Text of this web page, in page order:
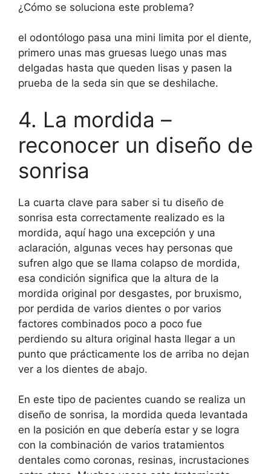
¿Cómo se soluciona este problema?
el odontólogo pasa una mini limita por el diente,
primero unas mas gruesas luego unas mas
delgadas hasta que queden lisas y pasen la
prueba de la seda sin que se deshilache.
4. La mordida –
reconocer un diseño de
sonrisa
La cuarta clave para saber si tu diseño de
sonrisa esta correctamente realizado es la
mordida, aquí hago una excepción y una
aclaración, algunas veces hay personas que
sufren algo que se llama colapso de mordida,
esa condición significa que la altura de la
mordida original por desgastes, por bruxismo,
por perdida de varios dientes o por varios
factores combinados poco a poco fue
perdiendo su altura original hasta llegar a un
punto que prácticamente los de arriba no dejan
ver a los dientes de abajo.
En este tipo de pacientes cuando se realiza un
diseño de sonrisa, la mordida queda levantada
en la posición en que debería estar y se logra
con la combinación de varios tratamientos
dentales como coronas, resinas, incrustaciones